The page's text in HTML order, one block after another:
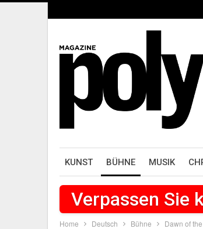
KUNST BÜHNE MUSIK
Verpassen Sie
Home Deutsch Bühne Dawn of